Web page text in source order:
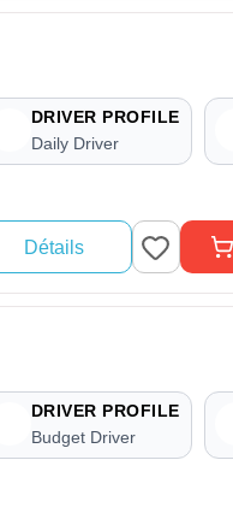
DRIVER PROFILE
Daily Driver
Détails
DRIVER PROFILE
Budget Driver